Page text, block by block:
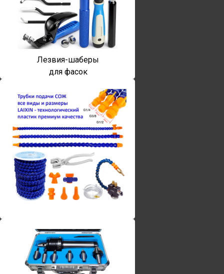
Лезвия-шаберы
для фасок
Винты torx